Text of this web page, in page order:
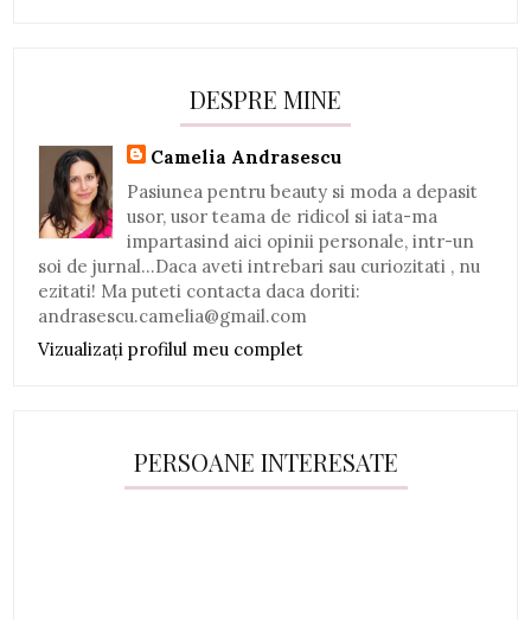
DESPRE MINE
Camelia Andrasescu
Pasiunea pentru beauty si moda a depasit
usor, usor teama de ridicol si iata-ma
impartasind aici opinii personale, intr-un
soi de jurnal...Daca aveti intrebari sau curiozitati , nu
ezitati! Ma puteti contacta daca doriti:
andrasescu.camelia@gmail.com
Vizualizați profilul meu complet
PERSOANE INTERESATE